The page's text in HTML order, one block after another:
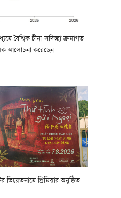
বৈশ্বিক চীনা-সদিচ্ছা ক্রমাগত
আলোচনা করেছেন
ভিয়েতনামে প্রিমিয়ার অনুষ্ঠিত